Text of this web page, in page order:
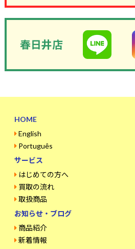
春日井店
HOME
English
Português
サービス
はじめての方へ
買取の流れ
取扱商品
お知らせ・ブログ
商品紹介
新着情報